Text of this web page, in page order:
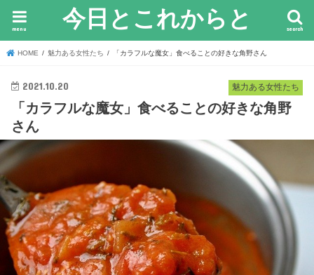
今日とこれからと search
menu
HOME 魅力ある女性たち 「カラフルな魔女」食べることの好きな角野さん
魅力ある女性たち
2021.10.20
「カラフルな魔女」食べることの好きな角野
さん